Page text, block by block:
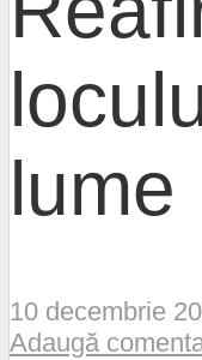
lume
10 decembrie
Adaugă